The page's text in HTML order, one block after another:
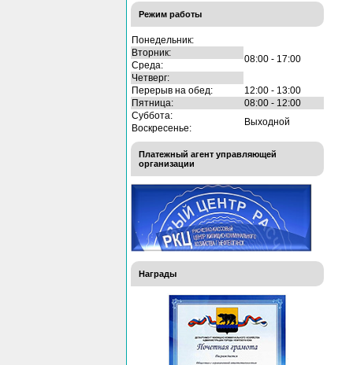
Режим работы
Понедельник:
08:00 - 17:00
Вторник:
Среда:
Четверг:
Перерыв на обед:
12:00 - 13:00
Пятница:
08:00 - 12:00
Суббота:
Выходной
Воскресенье:
Платежный агент управляющей
организации
Награды